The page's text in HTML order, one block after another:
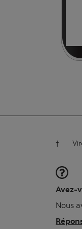
†
Avez-
Nous